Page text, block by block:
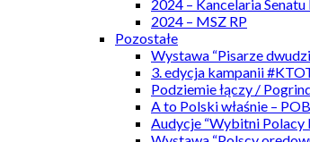
2024 – Kancelaria Senatu
2024 – MSZ RP
Pozostałe
Wystawa “Pisarze
3. edycja kampanii
Podziemie łączy /
A to Polski właśnie –
Audycje “Wybitni Polacy